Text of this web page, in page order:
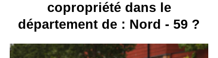
copropriété dans le
département de : Nord - 59 ?